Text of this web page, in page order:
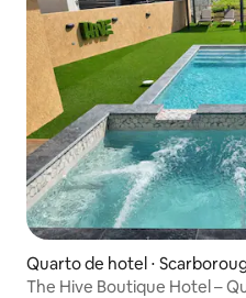
Quarto de hotel ⋅
The Hive Boutique Hotel –